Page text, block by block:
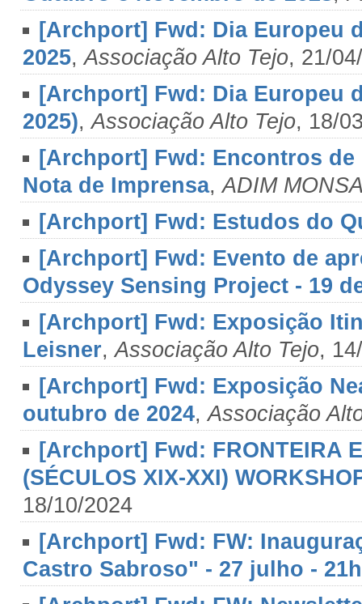
[Archport] Fwd: Dia Europeu
2025,Associação Alto Tejo, 21/
[Archport] Fwd: Dia Europeu
2025),Associação Alto Tejo, 18/
[Archport] Fwd: Encontros
Nota de Imprensa,ADIM
[Archport] Fwd: Estudos do
[Archport] Fwd: Evento de
Odyssey Sensing Project - 19
[Archport] Fwd: Exposição
Leisner,Associação Alto Tejo,
[Archport] Fwd: Exposição
outubro de 2024,Associação
[Archport] Fwd: FRONTEIRA
(SÉCULOS XIX-XXI)
18/10/2024
[Archport] Fwd: FW:
Castro Sabroso" - 27 julho -